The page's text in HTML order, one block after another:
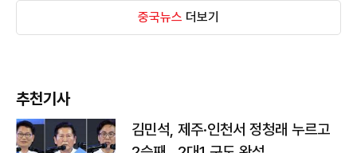
중국뉴스 더보기
추천기사
김민석, 제주·인천서 정청래 누르고